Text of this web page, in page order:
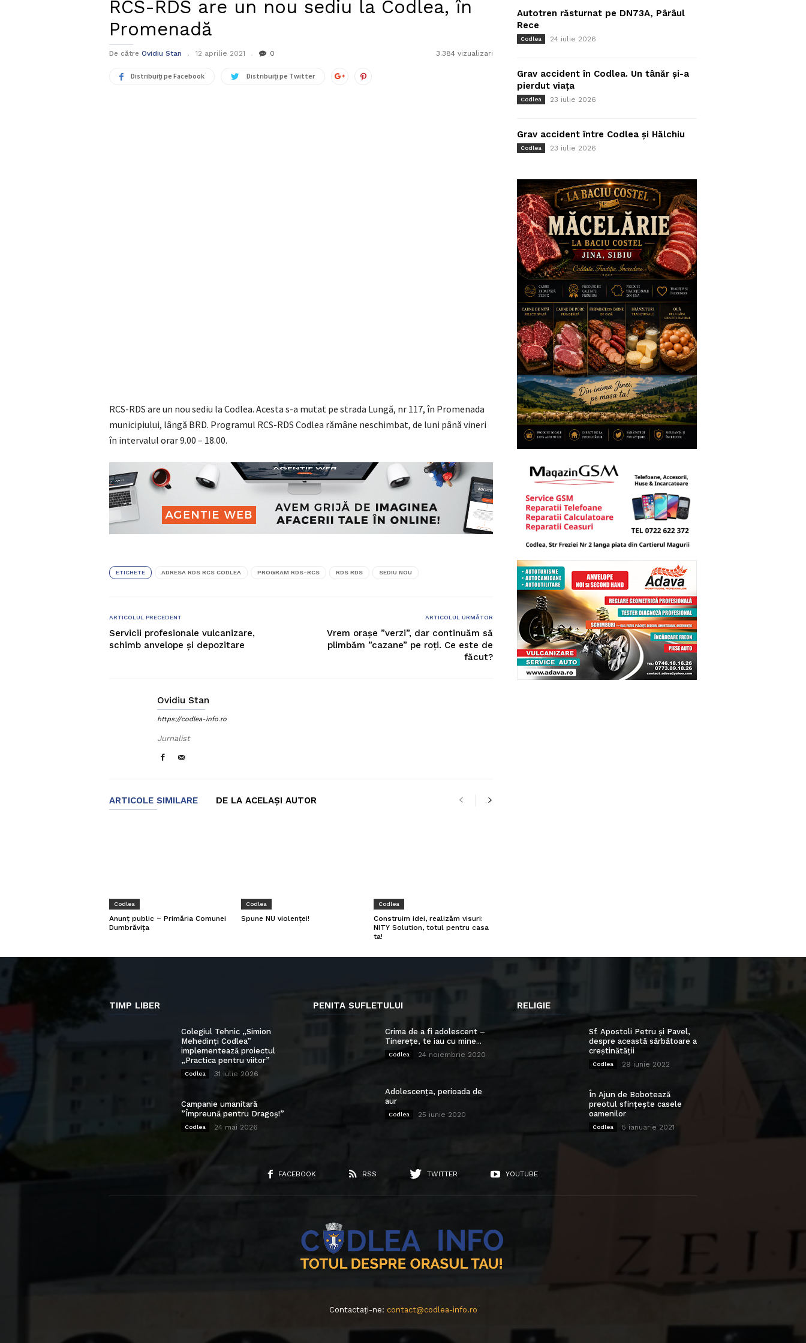
RCS-RDS are un nou sediu la Codlea, în
Promenadă
De către Ovidiu Stan 12 aprilie 2021 0 3.384 vizualizari
Distribuiți pe Facebook Distribuiți pe Twitter
RCS-RDS are un nou sediu la Codlea. Acesta s-a mutat pe strada Lungă, nr 117, în Promenada
municipiului, lângă BRD. Programul RCS-RDS Codlea rămâne neschimbat, de luni până vineri
în intervalul orar 9.00 – 18.00.
ETICHETE ADRESA RDS RCS CODLEA PROGRAM RDS-RCS RDS RDS SEDIU NOU
ARTICOLUL PRECEDENT
Servicii profesionale vulcanizare,
schimb anvelope și depozitare
ARTICOLUL URMĂTOR
Vrem orașe ”verzi”, dar continuăm să
plimbăm ”cazane” pe roți. Ce este de
făcut?
Ovidiu Stan
https://codlea-info.ro
Jurnalist
ARTICOLE SIMILARE DE LA ACELAȘI AUTOR
Codlea
Anunț public – Primăria Comunei
Dumbrăvița
Codlea
Spune NU violenței!
Codlea
Construim idei, realizăm visuri:
NITY Solution, totul pentru casa
ta!
Autotren răsturnat pe DN73A, Pârâul
Rece
Codlea 24 iulie 2026
Grav accident în Codlea. Un tânăr și-a
pierdut viața
Codlea 23 iulie 2026
Grav accident între Codlea și Hălchiu
Codlea 23 iulie 2026
TIMP LIBER
Colegiul Tehnic „Simion
Mehedinți Codlea”
implementează proiectul
„Practica pentru viitor”
Codlea 31 iulie 2026
Campanie umanitară
”Împreună pentru Dragoș!”
Codlea 24 mai 2026
PENITA SUFLETULUI
Crima de a fi adolescent –
Tinerețe, te iau cu mine...
Codlea 24 noiembrie 2020
Adolescența, perioada de
aur
Codlea 25 iunie 2020
RELIGIE
Sf. Apostoli Petru și Pavel,
despre această sărbătoare a
creștinătății
Codlea 29 iunie 2022
În Ajun de Bobotează
preotul sfințește casele
oamenilor
Codlea 5 ianuarie 2021
FACEBOOK RSS TWITTER YOUTUBE
Contactați-ne: contact@codlea-info.ro